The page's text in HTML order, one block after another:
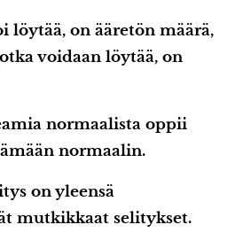
löytää, on ääretön määrä,
voidaan löytää, on
normaalista oppii
normaalin.
on yleensä
mutkikkaat selitykset.